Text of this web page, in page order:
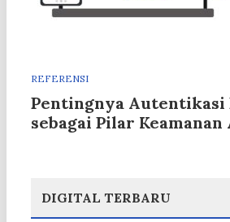
REFERENSI
Pentingnya Autentikasi
sebagai Pilar
DIGITAL TERBARU